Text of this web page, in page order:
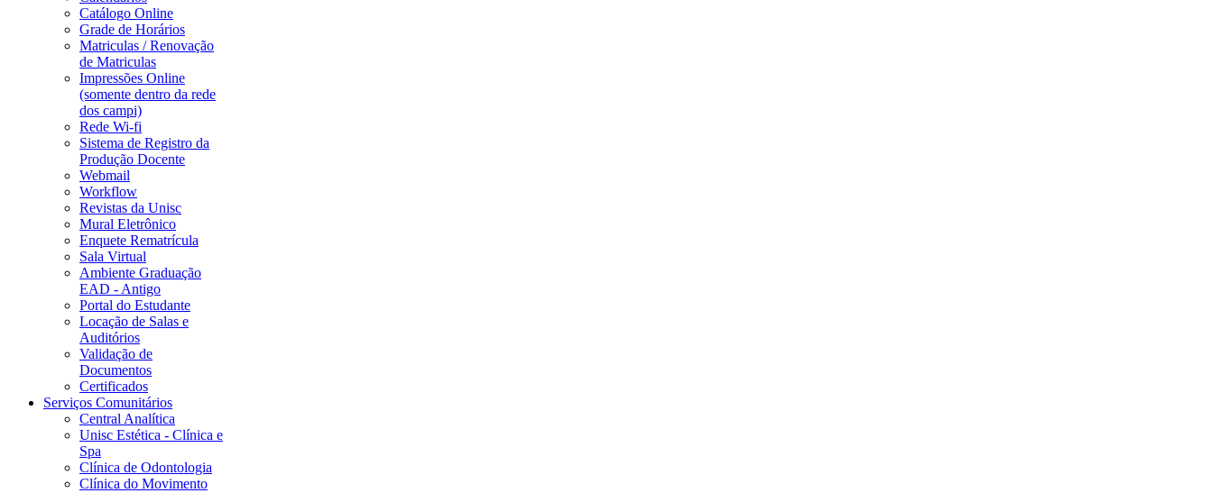
Catálogo Online
Grade de Horários
Matriculas / Renovação
de Matriculas
Impressões Online
(somente dentro da rede
dos campi)
Rede Wi-fi
Sistema de Registro da
Produção Docente
Webmail
Workflow
Revistas da Unisc
Mural Eletrônico
Enquete Rematrícula
Sala Virtual
Ambiente Graduação
EAD - Antigo
Portal do Estudante
Locação de Salas e
Auditórios
Validação de
Documentos
Certificados
Serviços Comunitários
Central Analítica
Unisc Estética - Clínica e
Spa
Clínica de Odontologia
Clínica do Movimento